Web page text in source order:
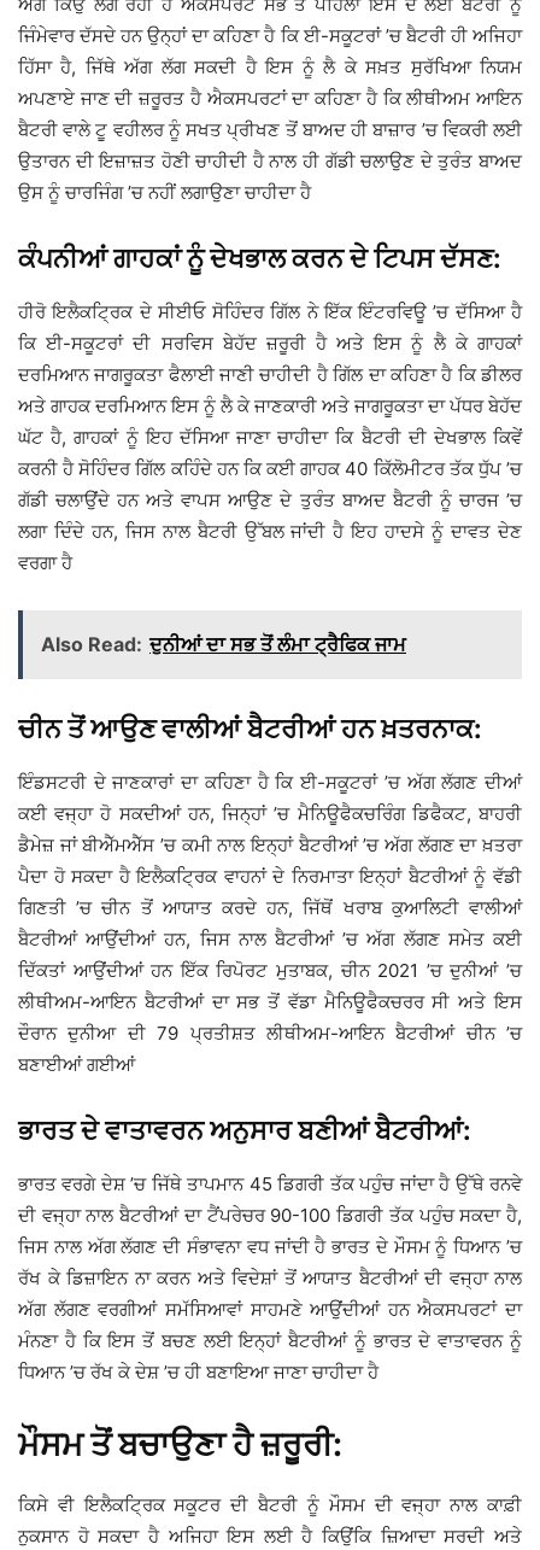
ਜਿੰਮੇਵਾਰ ਦੱਸਦੇ ਹਨ ਉਨ੍ਹਾਂ ਦਾ ਕਹਿਣਾ ਹੈ ਕਿ ਈ-ਸਕੂਟਰਾਂ ’ਚ ਬੈਟਰੀ ਹੀ ਅਜਿਹਾ
ਹਿੱਸਾ ਹੈ, ਜਿੱਥੇ ਅੱਗ ਲੱਗ ਸਕਦੀ ਹੈ ਇਸ ਨੂੰ ਲੈ ਕੇ ਸਖ਼ਤ ਸੁਰੱਖਿਆ ਨਿਯਮ
ਅਪਣਾਏ ਜਾਣ ਦੀ ਜ਼ਰੂਰਤ ਹੈ ਐਕਸਪਰਟਾਂ ਦਾ ਕਹਿਣਾ ਹੈ ਕਿ ਲੀਥੀਅਮ ਆਇਨ
ਬੈਟਰੀ ਵਾਲੇ ਟੂ ਵਹੀਲਰ ਨੂੰ ਸਖਤ ਪ੍ਰੀਖਣ ਤੋਂ ਬਾਅਦ ਹੀ ਬਾਜ਼ਾਰ ’ਚ ਵਿਕਰੀ ਲਈ
ਉਤਾਰਨ ਦੀ ਇਜ਼ਾਜ਼ਤ ਹੋਣੀ ਚਾਹੀਦੀ ਹੈ ਨਾਲ ਹੀ ਗੱਡੀ ਚਲਾਉਣ ਦੇ ਤੁਰੰਤ ਬਾਅਦ
ਉਸ ਨੂੰ ਚਾਰਜਿੰਗ ’ਚ ਨਹੀਂ ਲਗਾਉਣਾ ਚਾਹੀਦਾ ਹੈ
ਕੰਪਨੀਆਂ ਗਾਹਕਾਂ ਨੂੰ ਦੇਖਭਾਲ ਕਰਨ ਦੇ ਟਿਪਸ ਦੱਸਣ:
ਹੀਰੋ ਇਲੈਕਟ੍ਰਿਕ ਦੇ ਸੀਈਓ ਸੋਹਿੰਦਰ ਗਿੱਲ ਨੇ ਇੱਕ ਇੰਟਰਵਿਊ ’ਚ ਦੱਸਿਆ ਹੈ
ਕਿ ਈ-ਸਕੂਟਰਾਂ ਦੀ ਸਰਵਿਸ ਬੇਹੱਦ ਜ਼ਰੂਰੀ ਹੈ ਅਤੇ ਇਸ ਨੂੰ ਲੈ ਕੇ ਗਾਹਕਾਂ
ਦਰਮਿਆਨ ਜਾਗਰੂਕਤਾ ਫੈਲਾਈ ਜਾਣੀ ਚਾਹੀਦੀ ਹੈ ਗਿੱਲ ਦਾ ਕਹਿਣਾ ਹੈ ਕਿ ਡੀਲਰ
ਅਤੇ ਗਾਹਕ ਦਰਮਿਆਨ ਇਸ ਨੂੰ ਲੈ ਕੇ ਜਾਣਕਾਰੀ ਅਤੇ ਜਾਗਰੂਕਤਾ ਦਾ ਪੱਧਰ ਬੇਹੱਦ
ਘੱਟ ਹੈ, ਗਾਹਕਾਂ ਨੂੰ ਇਹ ਦੱਸਿਆ ਜਾਣਾ ਚਾਹੀਦਾ ਕਿ ਬੈਟਰੀ ਦੀ ਦੇਖਭਾਲ ਕਿਵੇਂ
ਕਰਨੀ ਹੈ ਸੋਹਿੰਦਰ ਗਿੱਲ ਕਹਿੰਦੇ ਹਨ ਕਿ ਕਈ ਗਾਹਕ 40 ਕਿੱਲੋਮੀਟਰ ਤੱਕ ਧੁੱਪ ’ਚ
ਗੱਡੀ ਚਲਾਉਂਦੇ ਹਨ ਅਤੇ ਵਾਪਸ ਆਉਣ ਦੇ ਤੁਰੰਤ ਬਾਅਦ ਬੈਟਰੀ ਨੂੰ ਚਾਰਜ ’ਚ
ਲਗਾ ਦਿੰਦੇ ਹਨ, ਜਿਸ ਨਾਲ ਬੈਟਰੀ ਉੱਬਲ ਜਾਂਦੀ ਹੈ ਇਹ ਹਾਦਸੇ ਨੂੰ ਦਾਵਤ ਦੇਣ
ਵਰਗਾ ਹੈ
Also Read: ਦੁਨੀਆਂ ਦਾ ਸਭ ਤੋਂ ਲੰਮਾ ਟ੍ਰੈਫਿਕ ਜਾਮ
ਚੀਨ ਤੋਂ ਆਉਣ ਵਾਲੀਆਂ ਬੈਟਰੀਆਂ ਹਨ ਖ਼ਤਰਨਾਕ:
ਇੰਡਸਟਰੀ ਦੇ ਜਾਣਕਾਰਾਂ ਦਾ ਕਹਿਣਾ ਹੈ ਕਿ ਈ-ਸਕੂਟਰਾਂ ’ਚ ਅੱਗ ਲੱਗਣ ਦੀਆਂ
ਕਈ ਵਜ੍ਹਾ ਹੋ ਸਕਦੀਆਂ ਹਨ, ਜਿਨ੍ਹਾਂ ’ਚ ਮੈਨਿਊਫੈਕਚਰਿੰਗ ਡਿਫੈਕਟ, ਬਾਹਰੀ
ਡੈਮੇਜ਼ ਜਾਂ ਬੀਐੱਮਐੱਸ ’ਚ ਕਮੀ ਨਾਲ ਇਨ੍ਹਾਂ ਬੈਟਰੀਆਂ ’ਚ ਅੱਗ ਲੱਗਣ ਦਾ ਖ਼ਤਰਾ
ਪੈਦਾ ਹੋ ਸਕਦਾ ਹੈ ਇਲੈਕਟ੍ਰਿਕ ਵਾਹਨਾਂ ਦੇ ਨਿਰਮਾਤਾ ਇਨ੍ਹਾਂ ਬੈਟਰੀਆਂ ਨੂੰ ਵੱਡੀ
ਗਿਣਤੀ ’ਚ ਚੀਨ ਤੋਂ ਆਯਾਤ ਕਰਦੇ ਹਨ, ਜਿੱਥੋਂ ਖਰਾਬ ਕੁਆਲਿਟੀ ਵਾਲੀਆਂ
ਬੈਟਰੀਆਂ ਆਉਂਦੀਆਂ ਹਨ, ਜਿਸ ਨਾਲ ਬੈਟਰੀਆਂ ’ਚ ਅੱਗ ਲੱਗਣ ਸਮੇਤ ਕਈ
ਦਿੱਕਤਾਂ ਆਉਂਦੀਆਂ ਹਨ ਇੱਕ ਰਿਪੋਰਟ ਮੁਤਾਬਕ, ਚੀਨ 2021 ’ਚ ਦੁਨੀਆਂ ’ਚ
ਲੀਥੀਅਮ-ਆਇਨ ਬੈਟਰੀਆਂ ਦਾ ਸਭ ਤੋਂ ਵੱਡਾ ਮੈਨਿਊਫੈਕਚਰਰ ਸੀ ਅਤੇ ਇਸ
ਦੌਰਾਨ ਦੁਨੀਆ ਦੀ 79 ਪ੍ਰਤੀਸ਼ਤ ਲੀਥੀਅਮ-ਆਇਨ ਬੈਟਰੀਆਂ ਚੀਨ ’ਚ
ਬਣਾਈਆਂ ਗਈਆਂ
ਭਾਰਤ ਦੇ ਵਾਤਾਵਰਨ ਅਨੁਸਾਰ ਬਣੀਆਂ ਬੈਟਰੀਆਂ:
ਭਾਰਤ ਵਰਗੇ ਦੇਸ਼ ’ਚ ਜਿੱਥੇ ਤਾਪਮਾਨ 45 ਡਿਗਰੀ ਤੱਕ ਪਹੁੰਚ ਜਾਂਦਾ ਹੈ ਉੱਥੇ ਰਨਵੇ
ਦੀ ਵਜ੍ਹਾ ਨਾਲ ਬੈਟਰੀਆਂ ਦਾ ਟੈਂਪਰੇਚਰ 90-100 ਡਿਗਰੀ ਤੱਕ ਪਹੁੰਚ ਸਕਦਾ ਹੈ,
ਜਿਸ ਨਾਲ ਅੱਗ ਲੱਗਣ ਦੀ ਸੰਭਾਵਨਾ ਵਧ ਜਾਂਦੀ ਹੈ ਭਾਰਤ ਦੇ ਮੌਸਮ ਨੂੰ ਧਿਆਨ ’ਚ
ਰੱਖ ਕੇ ਡਿਜ਼ਾਇਨ ਨਾ ਕਰਨ ਅਤੇ ਵਿਦੇਸ਼ਾਂ ਤੋਂ ਆਯਾਤ ਬੈਟਰੀਆਂ ਦੀ ਵਜ੍ਹਾ ਨਾਲ
ਅੱਗ ਲੱਗਣ ਵਰਗੀਆਂ ਸਮੱਸਿਆਵਾਂ ਸਾਹਮਣੇ ਆਉਂਦੀਆਂ ਹਨ ਐਕਸਪਰਟਾਂ ਦਾ
ਮੰਨਣਾ ਹੈ ਕਿ ਇਸ ਤੋਂ ਬਚਣ ਲਈ ਇਨ੍ਹਾਂ ਬੈਟਰੀਆਂ ਨੂੰ ਭਾਰਤ ਦੇ ਵਾਤਾਵਰਨ ਨੂੰ
ਧਿਆਨ ’ਚ ਰੱਖ ਕੇ ਦੇਸ਼ ’ਚ ਹੀ ਬਣਾਇਆ ਜਾਣਾ ਚਾਹੀਦਾ ਹੈ
ਮੌਸਮ ਤੋਂ ਬਚਾਉਣਾ ਹੈ ਜ਼ਰੂਰੀ:
ਕਿਸੇ ਵੀ ਇਲੈਕਟ੍ਰਿਕ ਸਕੂਟਰ ਦੀ ਬੈਟਰੀ ਨੂੰ ਮੌਸਮ ਦੀ ਵਜ੍ਹਾ ਨਾਲ ਕਾਫ਼ੀ
ਨੁਕਸਾਨ ਹੋ ਸਕਦਾ ਹੈ ਅਜਿਹਾ ਇਸ ਲਈ ਹੈ ਕਿਉਂਕਿ ਜ਼ਿਆਦਾ ਸਰਦੀ ਅਤੇ